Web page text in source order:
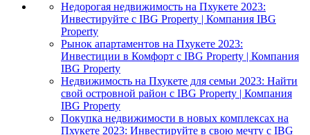
Недорогая недвижимость на Пхукете 2023:
Инвестируйте с IBG Property | Компания IBG
Property
Рынок апартаментов на Пхукете 2023:
Инвестиции в Комфорт с IBG Property | Компания
IBG Property
Недвижимость на Пхукете для семьи 2023: Найти
свой островной район с IBG Property | Компания
IBG Property
Покупка недвижимости в новых комплексах на
Пхукете 2023: Инвестируйте в свою мечту с IBG